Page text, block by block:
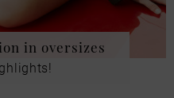
in oversizes